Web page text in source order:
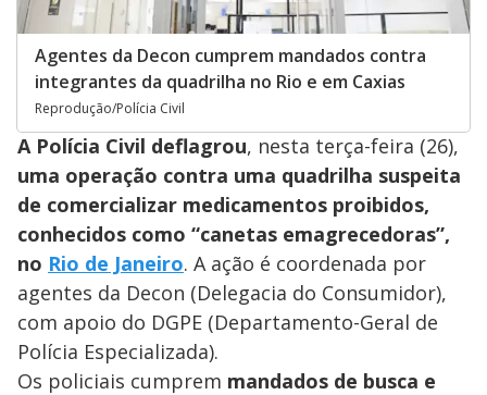
Agentes da Decon cumprem mandados contra
integrantes da quadrilha no Rio e em Caxias
Reprodução/Polícia Civil
A Polícia Civil deflagrou, nesta terça-feira (26),
uma operação contra uma quadrilha suspeita
de comercializar medicamentos proibidos,
conhecidos como “canetas emagrecedoras”,
no Rio de Janeiro. A ação é coordenada por
agentes da Decon (Delegacia do Consumidor),
com apoio do DGPE (Departamento-Geral de
Polícia Especializada).
Os policiais cumprem mandados de busca e